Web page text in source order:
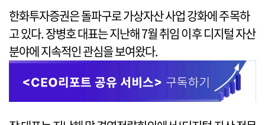
한화투자증권은 돌파구로 가상자산 사업 강화에 주목하
고 있다. 장병호 대표는 지난해 7월 취임 이후 디지털 자산
분야에 지속적인 관심을 보여왔다.